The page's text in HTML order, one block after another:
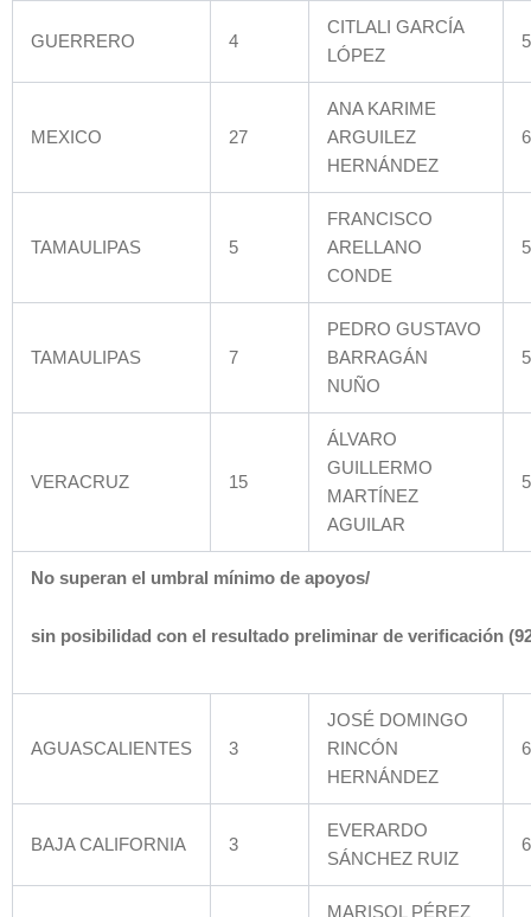
GUERRERO 4
CITLALI GARCÍA
LÓPEZ
MEXICO 27
ANA KARIME
ARGUILEZ
HERNÁNDEZ
TAMAULIPAS 5
FRANCISCO
ARELLANO
CONDE
TAMAULIPAS 7
PEDRO GUSTAVO
BARRAGÁN
NUÑO
VERACRUZ 15
ÁLVARO
GUILLERMO
MARTÍNEZ
AGUILAR
No superan el umbral mínimo de apoyos/
sin posibilidad con el resultado preliminar de verificación
AGUASCALIENTES 3
JOSÉ DOMINGO
RINCÓN
HERNÁNDEZ
BAJA CALIFORNIA 3
EVERARDO
SÁNCHEZ RUIZ
MARISOL PÉREZ